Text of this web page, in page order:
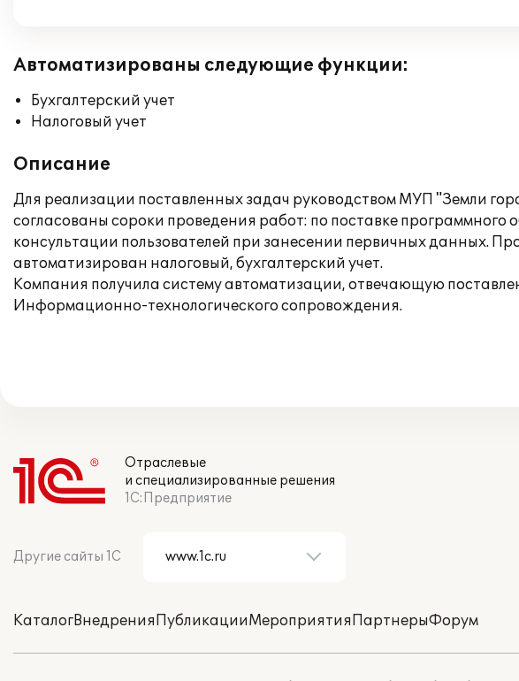
Автоматизированы следующие функции:
Бухгалтерский учет
Налоговый учет
Описание
Для реализации поставленных задач руководством МУП "Земли
согласованы сороки проведения работ: по поставке
консультации пользователей при занесении первичных данных.
автоматизирован налоговый, бухгалтерский учет.
Компания получила систему автоматизации, отвечающую
Информационно-технологического сопровождения.
Отраслевые
и специализированные решения
1С:Предприятие
Другие сайты 1С
КаталогВнедренияПубликацииМероприятияПартнерыФорум